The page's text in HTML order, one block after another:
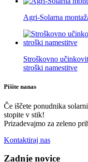
Agri-Solarna
Stroškovno
stroški namestitve
Pišite nanas
Če iščete ponudnika
stopite v stik!
Prizadevajmo za zeleno
Kontaktiraj nas
Zadnje novice